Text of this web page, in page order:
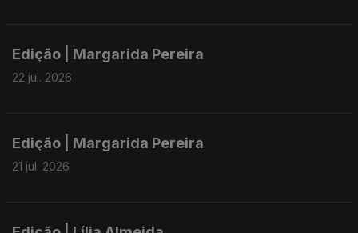
Edição | Margarida Pereira
22 jul. 2026
Edição | Margarida Pereira
21 jul. 2026